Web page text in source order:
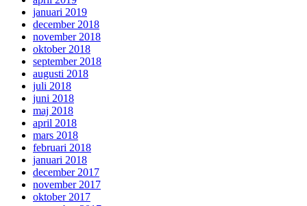
januari 2019
december 2018
november 2018
oktober 2018
september 2018
augusti 2018
juli 2018
juni 2018
maj 2018
april 2018
mars 2018
februari 2018
januari 2018
december 2017
november 2017
oktober 2017